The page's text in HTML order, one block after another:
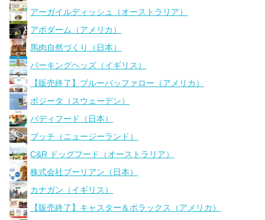
アーガイルディッシュ（オーストラリア）
アボダーム（アメリカ）
馬肉自然づくり（日本）
バーキングヘッズ（イギリス）
【販売終了】ブルーバッファロー（アメリカ）
ボジータ（スウェーデン）
バディフード（日本）
ブッチ（ニュージーランド）
C&R ドッグフード（オーストラリア）
株式会社ブーリアン（日本）
カナガン（イギリス）
【販売終了】キャスター＆ポラックス（アメリカ）